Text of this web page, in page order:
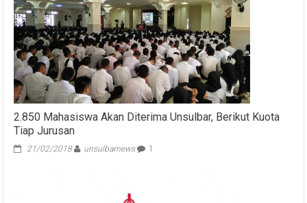
2.850 Mahasiswa Akan Diterima Unsulbar, Berikut Kuota
Tiap Jurusan
21/02/2018 unsulbarnews 1